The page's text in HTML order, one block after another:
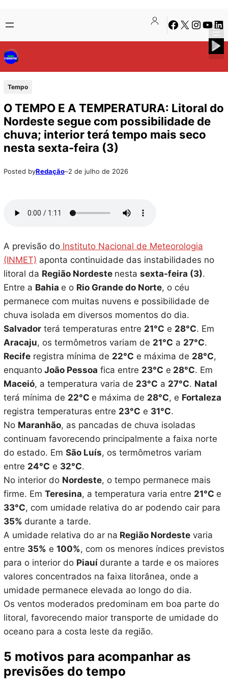
para
o
conteúdo
to
content
Facebook
X Instagram
Tempo
O TEMPO E A TEMPERATURA: Litoral do
Nordeste segue com possibilidade de
chuva; interior terá tempo mais seco
nesta sexta-feira (3)
Posted byRedação–2 de julho de 2026
A previsão doInstituto Nacional de Meteorologia
(INMET) aponta continuidade das instabilidades no
litoral da Região Nordeste nesta sexta-feira (3).
Entre a Bahia e o Rio Grande do Norte, o céu
permanece com muitas nuvens e possibilidade de
chuva isolada em diversos momentos do dia.
Salvadorterá temperaturas entre 21°C e 28°C. Em
Aracaju, os termômetros variam de 21°C a 27°C.
Reciferegistra mínima de 22°C e máxima de 28°C,
enquantoJoão Pessoa fica entre 23°C e 28°C. Em
Maceió, a temperatura varia de 23°C a 27°C. Natal
terá mínima de 22°C e máxima de 28°C, e Fortaleza
registra temperaturas entre 23°C e 31°C.
No Maranhão, as pancadas de chuva isoladas
continuam favorecendo principalmente a faixa norte
do estado. Em São Luís, os termômetros variam
entre 24°C e 32°C.
No interior do Nordeste, o tempo permanece mais
firme. Em Teresina, a temperatura varia entre 21°C e
33°C, com umidade relativa do ar podendo cair para
35% durante a tarde.
A umidade relativa do ar na Região Nordestevaria
entre 35% e 100%, com os menores índices previstos
para o interior do Piauí durante a tarde e os maiores
valores concentrados na faixa litorânea, onde a
umidade permanece elevada ao longo do dia.
Os ventos moderados predominam em boa parte do
litoral, favorecendo maior transporte de umidade do
oceano para a costa leste da região.
5 motivos para acompanhar as
previsões do tempo